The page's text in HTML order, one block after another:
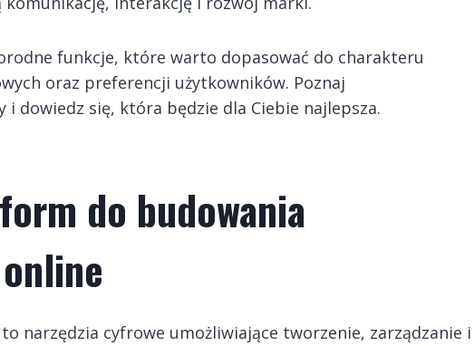
funkcje, które warto dopasować do charakteru
oraz preferencji użytkowników. Poznaj
dowiedz się, która będzie dla Ciebie najlepsza.
do budowania
narzędzia cyfrowe umożliwiające tworzenie, zarządzanie i